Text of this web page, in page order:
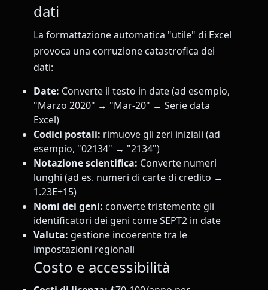
dati
La formattazione automatica "utile" di Excel
provoca una corruzione catastrofica dei
dati:
Date: Converte il testo in date (ad esempio,
"Marzo 2020" → "Mar-20" → Serie data
Excel)
Codici postali: rimuove gli zeri iniziali (ad
esempio, "02134" → "2134")
Notazione scientifica: Converte numeri
lunghi (ad es. numeri di carte di credito →
1.23E+15)
Nomi dei geni: converte tristemente gli
identificatori dei geni come SEPT2 in date
Valuta: gestione incoerente tra le
impostazioni regionali
Costo e accessibilità